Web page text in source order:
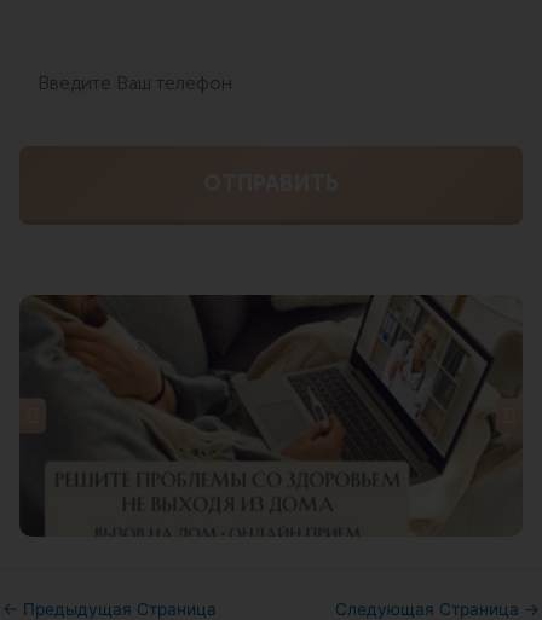
← Предыдущая Страница Следующая Страница →